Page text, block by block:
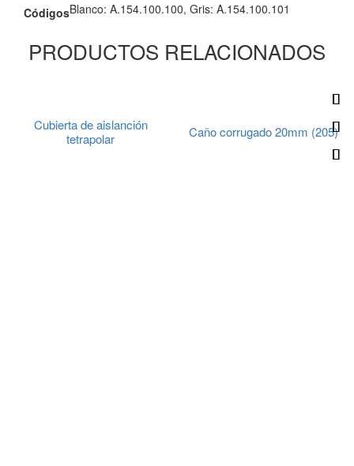
CódigosBlanco: A.154.100.100, Gris: A.154.100.101
PRODUCTOS RELACIONADOS
Cubierta de aislanción
tetrapolar
Caño corrugado 20mm (205)